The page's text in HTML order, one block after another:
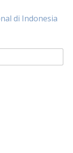
di Indonesia